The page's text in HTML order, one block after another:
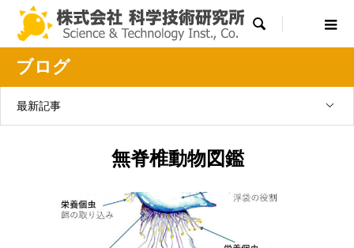

ブログ
最新記事
無脊椎動物図鑑